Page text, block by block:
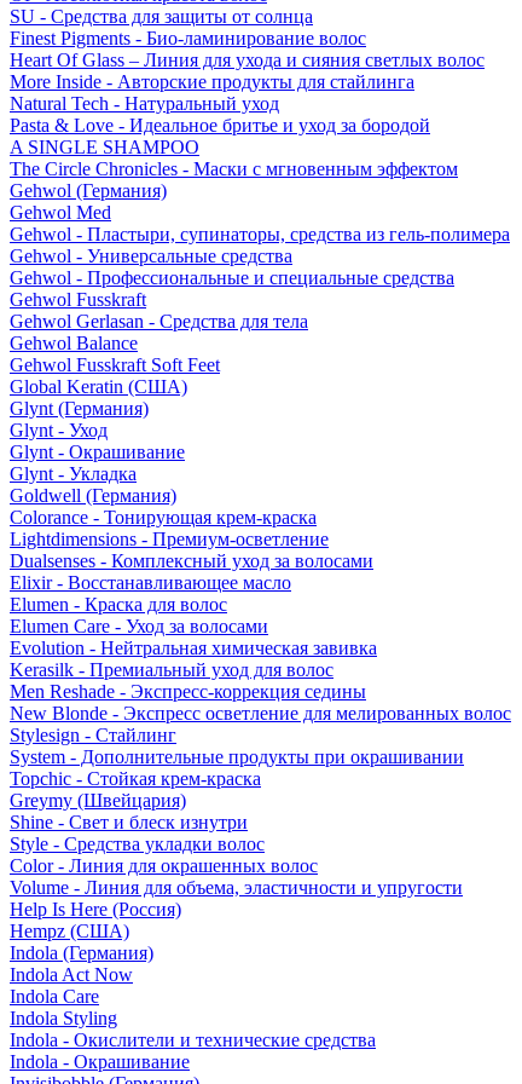
SU - Средства для защиты от солнца
Finest Pigments - Био-ламинирование волос
Heart Of Glass – Линия для ухода и сияния светлых волос
More Inside - Авторские продукты для стайлинга
Natural Tech - Натуральный уход
Pasta & Love - Идеальное бритье и уход за бородой
A SINGLE SHAMPOO
The Circle Chronicles - Маски с мгновенным эффектом
Gehwol (Германия)
Gehwol Med
Gehwol - Пластыри, супинаторы, средства из гель-полимера
Gehwol - Универсальные средства
Gehwol - Профессиональные и специальные средства
Gehwol Fusskraft
Gehwol Gerlasan - Средства для тела
Gehwol Balance
Gehwol Fusskraft Soft Feet
Global Keratin (США)
Glynt (Германия)
Glynt - Уход
Glynt - Окрашивание
Glynt - Укладка
Goldwell (Германия)
Colorance - Тонирующая крем-краска
Lightdimensions - Премиум-осветление
Dualsenses - Комплексный уход за волосами
Elixir - Восстанавливающее масло
Elumen - Краска для волос
Elumen Care - Уход за волосами
Evolution - Нейтральная химическая завивка
Kerasilk - Премиальный уход для волос
Men Reshade - Экспресс-коррекция седины
New Blonde - Экспресс осветление для мелированных волос
Stylesign - Стайлинг
System - Дополнительные продукты при окрашивании
Topchic - Стойкая крем-краска
Greymy (Швейцария)
Shine - Свет и блеск изнутри
Style - Средства укладки волос
Color - Линия для окрашенных волос
Volume - Линия для объема, эластичности и упругости
Help Is Here (Россия)
Hempz (США)
Indola (Германия)
Indola Act Now
Indola Care
Indola Styling
Indola - Окислители и технические средства
Indola - Окрашивание